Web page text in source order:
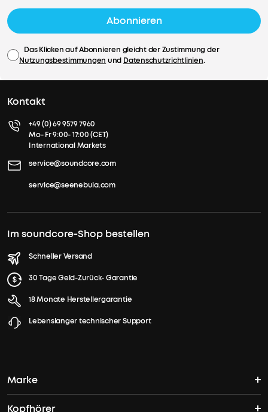
Abonnieren
Das Klicken auf Abonnieren gleicht der Zustimmung der
Nutzungsbestimmungen und Datenschutzrichtlinien.
Kontakt
+49 (0) 69 9579 7960
Mo- Fr 9:00- 17:00 (CET)
International Markets
service@soundcore.com
service@seenebula.com
Im soundcore-Shop bestellen
Schneller Versand
30 Tage Geld-Zurück- Garantie
18 Monate Herstellergarantie
Lebenslanger technischer Support
Marke
soundcores Geschichte
Kopfhörer